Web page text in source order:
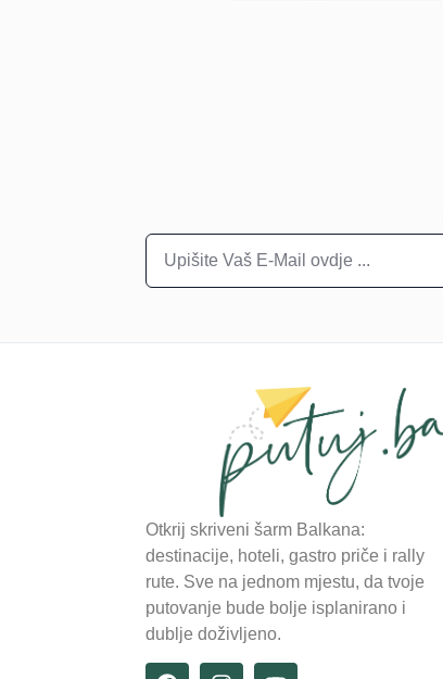
Otkrij skriveni šarm Balkana:
destinacije, hoteli, gastro priče i rally
rute. Sve na jednom mjestu, da tvoje
putovanje bude bolje isplanirano i
dublje doživljeno.